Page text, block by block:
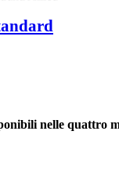
nelle quattro